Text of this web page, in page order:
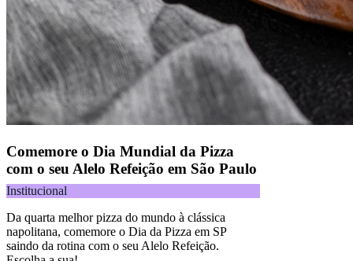
Comemore o Dia Mundial da Pizza
com o seu Alelo Refeição em São Paulo
Institucional
Da quarta melhor pizza do mundo à clássica
napolitana, comemore o Dia da Pizza em SP
saindo da rotina com o seu Alelo Refeição.